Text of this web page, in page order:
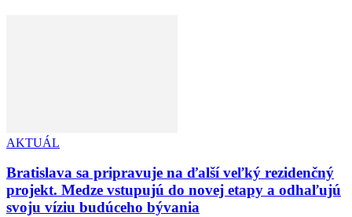
AKTUÁL
Bratislava sa pripravuje na ďalší veľký rezidenčný
projekt. Medze vstupujú do novej etapy a odhaľujú
svoju víziu budúceho bývania